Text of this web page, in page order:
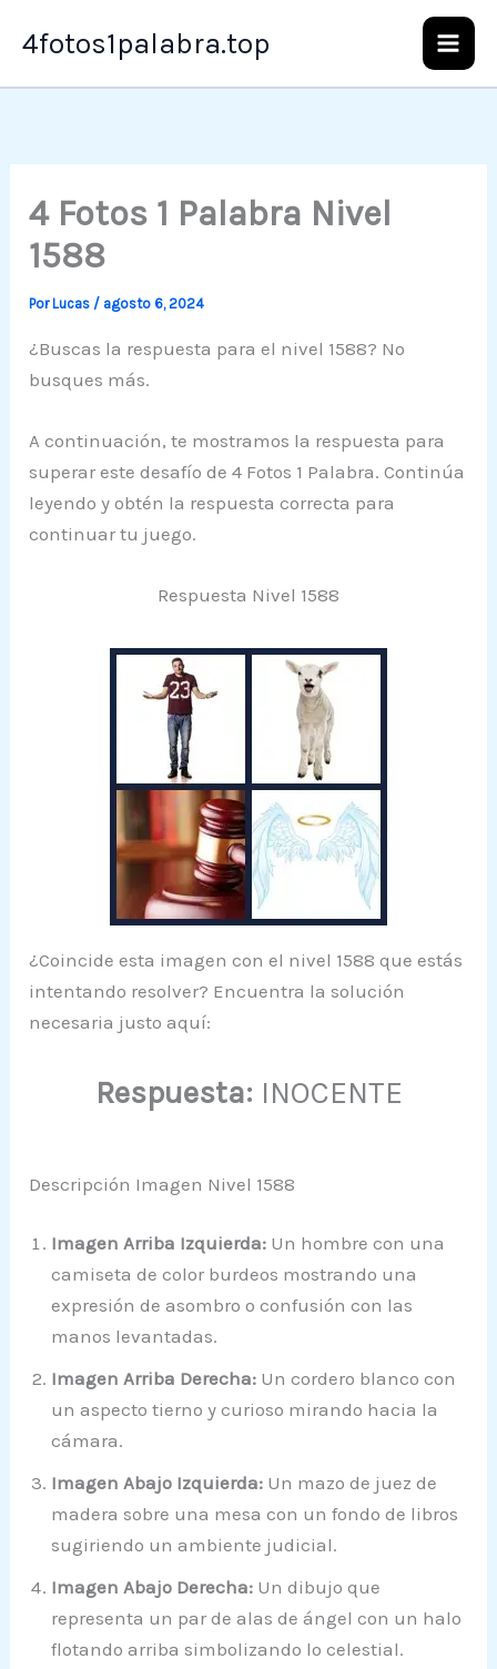
4fotos1palabra.top
4 Fotos 1 Palabra Nivel
1588
PorLucas / agosto 6, 2024
¿Buscas la respuesta para el nivel 1588? No
busques más.
A continuación, te mostramos la respuesta para
superar este desafío de 4 Fotos 1 Palabra. Continúa
leyendo y obtén la respuesta correcta para
continuar tu juego.
Respuesta Nivel 1588
¿Coincide esta imagen con el nivel 1588 que estás
intentando resolver? Encuentra la solución
necesaria justo aquí:
Respuesta: INOCENTE
Descripción Imagen Nivel 1588
Imagen Arriba Izquierda: Un hombre con una
camiseta de color burdeos mostrando una
expresión de asombro o confusión con las
manos levantadas.
Imagen Arriba Derecha: Un cordero blanco con
un aspecto tierno y curioso mirando hacia la
cámara.
Imagen Abajo Izquierda: Un mazo de juez de
madera sobre una mesa con un fondo de libros
sugiriendo un ambiente judicial.
Imagen Abajo Derecha: Un dibujo que
representa un par de alas de ángel con un halo
flotando arriba simbolizando lo celestial.